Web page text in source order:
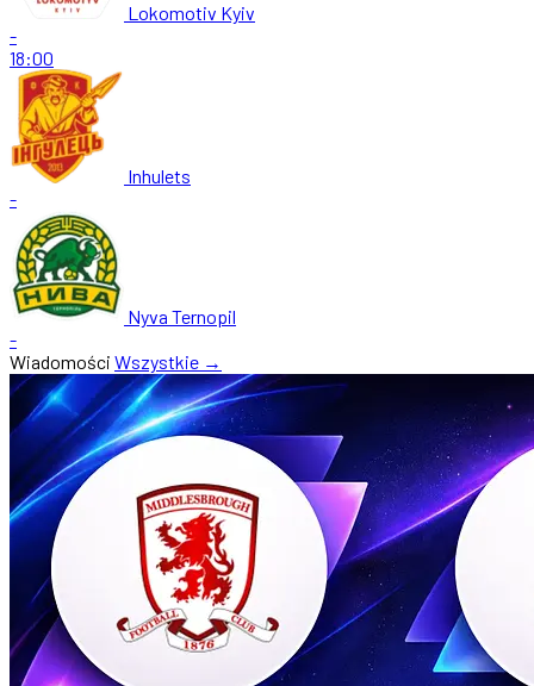
Lokomotiv Kyiv
-
18:00
Inhulets
-
Nyva Ternopil
-
Wiadomości Wszystkie →